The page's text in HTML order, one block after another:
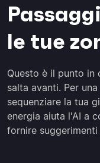
le tue
Questo è il punto in
salta avanti. Per
sequenziare la tua
energia aiuta l'AI a
fornire